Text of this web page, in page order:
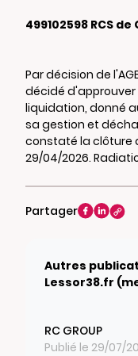
499102598 RCS de
Par décision de
décidé d'approuver
liquidation, donné
sa gestion et
constaté la clôture
29/04/2026. Radiation
Partager
Autres
Lessor38.fr
RC GROUP
Publié le 29/07/